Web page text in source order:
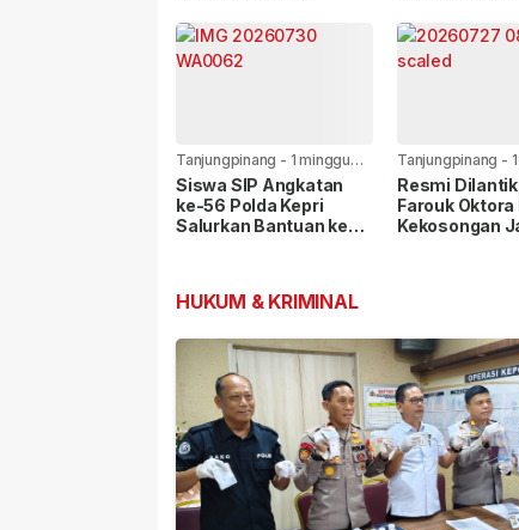
Ekspedisi Cegah
Peredaran Narkoba
Lewat Paket Kiriman
81 RI
Tanjungpinang - 1 minggu
yang lalu
Siswa SIP Angkatan
ke-56 Polda Kepri
Salurkan Bantuan ke
Tanjungpinang -
yang lalu
Resmi
Farouk Oktora
Kekosongan
HUKUM & KRIMINAL